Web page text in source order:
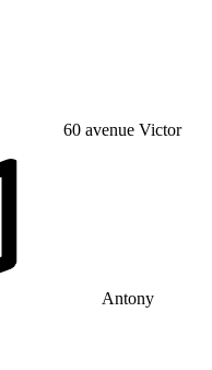
60 avenue Victor
Antony